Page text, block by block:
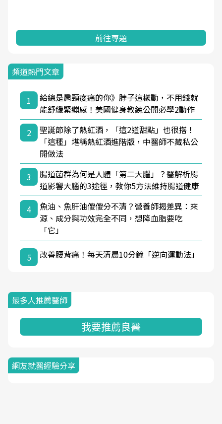
前往專題
頻道熱門文章
1
給總是肩頸痠痛的你》脖子這樣動，不用錢就
能舒緩緊繃感！美國健身教練公開必學2動作
2
聖誕節除了熱紅酒，「這2道甜點」也很搭！
「這種」堪稱熱紅酒進階版，中醫師不藏私公
開做法
3
腸道菌群為何是人體「第二大腦」？醫解析腸
道影響大腦的3途徑，教你5方法維持腸道健康
4
魚油、魚肝油傻傻分不清？營養師揭差異：來
源、成分與功效完全不同，想降血脂要吃
「它」
5 改善腰背痛！每天清晨10分鐘「逆向運動法」
最多人推薦醫師
我要推薦良醫
網友就醫經驗分享